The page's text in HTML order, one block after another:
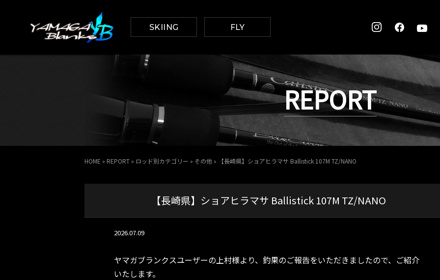
SKIING FLY
REPORT
HOME » REPORT » ロッド別カテゴリー » その他 » 【長崎県】ショアヒラマサ Ballistick 107M TZ/NANO
【長崎県】ショアヒラマサ Ballistick 107M TZ/NANO
2026.07.09
ヤマガブランクスユーザーの上村様より、釣果のご報告をいただきましたので、ご紹介
いたします。